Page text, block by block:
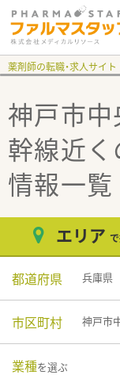
薬剤師の転職・求人サイ
神戸市中
幹線近く
情報一覧
エリア
都道府県 兵庫県
市区町村 神戸市
業種を選ぶ